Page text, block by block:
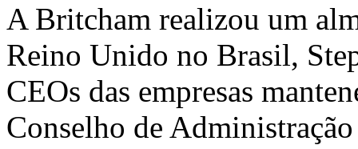
A Britcham realizou um
Reino Unido no Brasil,
CEOs das empresas
Conselho de